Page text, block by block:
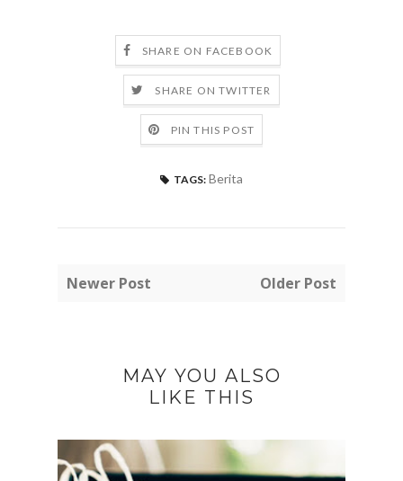
SHARE ON FACEBOOK
SHARE ON TWITTER
PIN THIS POST
TAGS: Berita
Newer Post Older Post
MAY YOU ALSO
LIKE THIS